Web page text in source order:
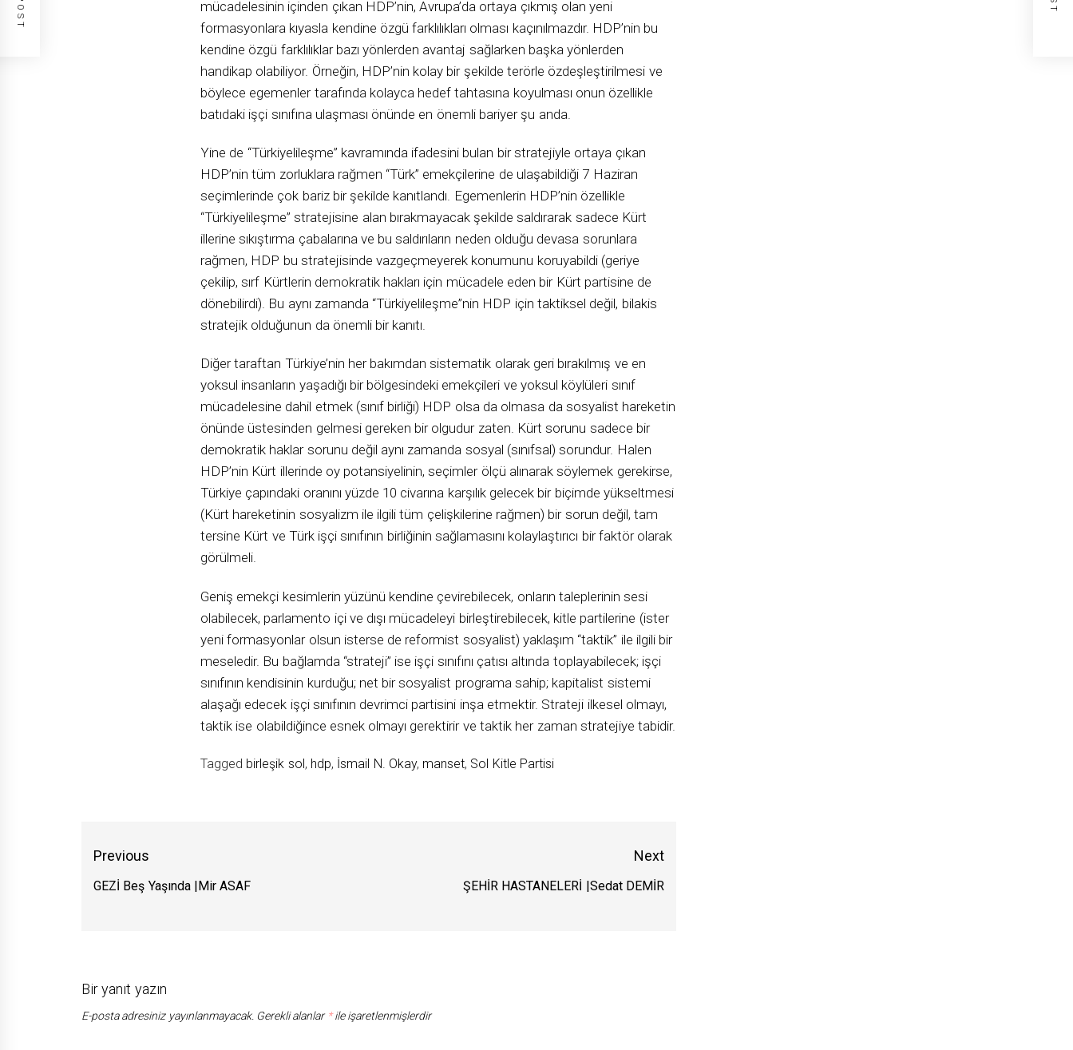
mücadelesinin içinden çıkan HDP’nin, Avrupa’da ortaya çıkmış olan yeni
formasyonlara kıyasla kendine özgü farklılıkları olması kaçınılmazdır. HDP’nin bu
kendine özgü farklılıklar bazı yönlerden avantaj sağlarken başka yönlerden
handikap olabiliyor. Örneğin, HDP’nin kolay bir şekilde terörle özdeşleştirilmesi ve
böylece egemenler tarafında kolayca hedef tahtasına koyulması onun özellikle
batıdaki işçi sınıfına ulaşması önünde en önemli bariyer şu anda.
Yine de “Türkiyelileşme” kavramında ifadesini bulan bir stratejiyle ortaya çıkan
HDP’nin tüm zorluklara rağmen “Türk” emekçilerine de ulaşabildiği 7 Haziran
seçimlerinde çok bariz bir şekilde kanıtlandı. Egemenlerin HDP’nin özellikle
“Türkiyelileşme” stratejisine alan bırakmayacak şekilde saldırarak sadece Kürt
illerine sıkıştırma çabalarına ve bu saldırıların neden olduğu devasa sorunlara
rağmen, HDP bu stratejisinde vazgeçmeyerek konumunu koruyabildi (geriye
çekilip, sırf Kürtlerin demokratik hakları için mücadele eden bir Kürt partisine de
dönebilirdi). Bu aynı zamanda “Türkiyelileşme”nin HDP için taktiksel değil, bilakis
stratejik olduğunun da önemli bir kanıtı.
Diğer taraftan Türkiye’nin her bakımdan sistematik olarak geri bırakılmış ve en
yoksul insanların yaşadığı bir bölgesindeki emekçileri ve yoksul köylüleri sınıf
mücadelesine dahil etmek (sınıf birliği) HDP olsa da olmasa da sosyalist hareketin
önünde üstesinden gelmesi gereken bir olgudur zaten. Kürt sorunu sadece bir
demokratik haklar sorunu değil aynı zamanda sosyal (sınıfsal) sorundur. Halen
HDP’nin Kürt illerinde oy potansiyelinin, seçimler ölçü alınarak söylemek gerekirse,
Türkiye çapındaki oranını yüzde 10 civarına karşılık gelecek bir biçimde yükseltmesi
(Kürt hareketinin sosyalizm ile ilgili tüm çelişkilerine rağmen) bir sorun değil, tam
tersine Kürt ve Türk işçi sınıfının birliğinin sağlamasını kolaylaştırıcı bir faktör olarak
görülmeli.
Geniş emekçi kesimlerin yüzünü kendine çevirebilecek, onların taleplerinin sesi
olabilecek, parlamento içi ve dışı mücadeleyi birleştirebilecek, kitle partilerine (ister
yeni formasyonlar olsun isterse de reformist sosyalist) yaklaşım “taktik” ile ilgili bir
meseledir. Bu bağlamda “strateji” ise işçi sınıfını çatısı altında toplayabilecek; işçi
sınıfının kendisinin kurduğu; net bir sosyalist programa sahip; kapitalist sistemi
alaşağı edecek işçi sınıfının devrimci partisini inşa etmektir. Strateji ilkesel olmayı,
taktik ise olabildiğince esnek olmayı gerektirir ve taktik her zaman stratejiye tabidir.
Tagged birleşik sol, hdp, İsmail N. Okay, manset, Sol Kitle Partisi
Yazı
Previous
Previous
GEZİ Beş Yaşında |Mir ASAF
Next
Next
ŞEHİR HASTANELERİ |Sedat DEMİR
Bir yanıt yazın
E-posta adresiniz yayınlanmayacak. Gerekli alanlar *ile işaretlenmişlerdir